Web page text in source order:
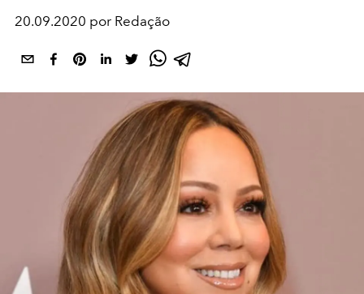
20.09.2020 por Redação